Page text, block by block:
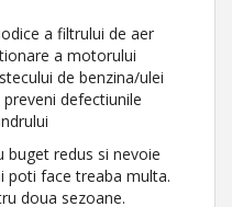
a filtrului de aer
a motorului
de benzina/ulei
defectiunile
buget redus si nevoie
poti face treaba multa.
doua sezoane.